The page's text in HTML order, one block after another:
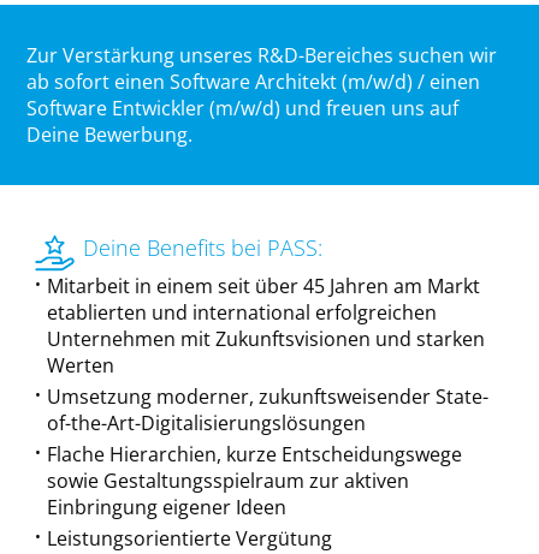
Zur Verstärkung unseres R&D-Bereiches suchen wir
ab sofort einen Software Architekt (m/w/d) / einen
Software Entwickler (m/w/d) und freuen uns auf
Deine Bewerbung.
Deine Benefits bei PASS:
Mitarbeit in einem seit über 45 Jahren am Markt
etablierten und international erfolgreichen
Unternehmen mit Zukunftsvisionen und starken
Werten
Umsetzung moderner, zukunftsweisender State-
of-the-Art-Digitalisierungslösungen
Flache Hierarchien, kurze Entscheidungswege
sowie Gestaltungsspielraum zur aktiven
Einbringung eigener Ideen
Leistungsorientierte Vergütung